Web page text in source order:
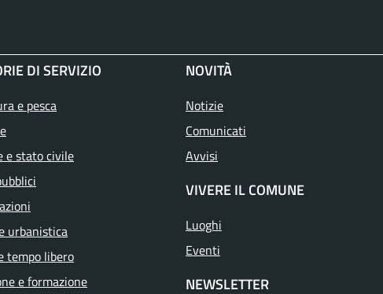
DI SERVIZIO
e pesca
e stato civile
urbanistica
tempo libero
e formazione
NOVITÀ
Notizie
Comunicati
Avvisi
VIVERE IL COMUNE
Luoghi
Eventi
NEWSLETTER